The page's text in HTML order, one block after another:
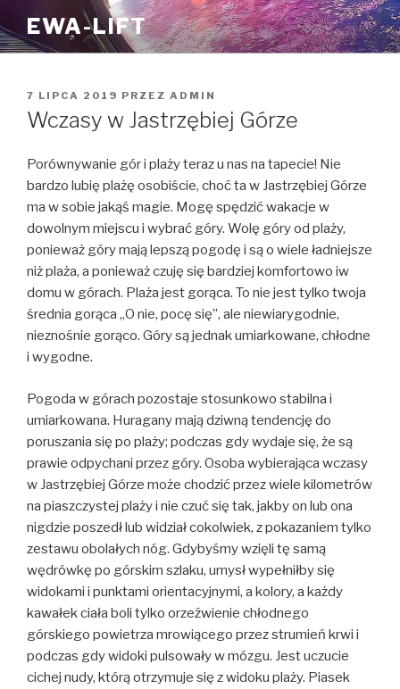
do
treści
EWA-LIFT
OPUBLIKOWANE
W
7 LIPCA 2019 PRZEZ ADMIN
Wczasy w Jastrzębiej Górze
Porównywanie gór i plaży teraz u nas na tapecie! Nie
bardzo lubię plażę osobiście, choć ta w Jastrzębiej Górze
ma w sobie jakąś magie. Mogę spędzić wakacje w
dowolnym miejscu i wybrać góry. Wolę góry od plaży,
ponieważ góry mają lepszą pogodę i są o wiele ładniejsze
niż plaża, a ponieważ czuję się bardziej komfortowo iw
domu w górach. Plaża jest gorąca. To nie jest tylko twoja
średnia gorąca „O nie, pocę się”, ale niewiarygodnie,
nieznośnie gorąco. Góry są jednak umiarkowane, chłodne
i wygodne.
Pogoda w górach pozostaje stosunkowo stabilna i
umiarkowana. Huragany mają dziwną tendencję do
poruszania się po plaży; podczas gdy wydaje się, że są
prawie odpychani przez góry. Osoba wybierająca wczasy
w Jastrzębiej Górze może chodzić przez wiele kilometrów
na piaszczystej plaży i nie czuć się tak, jakby on lub ona
nigdzie poszedł lub widział cokolwiek, z pokazaniem tylko
zestawu obolałych nóg. Gdybyśmy wzięli tę samą
wędrówkę po górskim szlaku, umysł wypełniłby się
widokami i punktami orientacyjnymi, a kolory, a każdy
kawałek ciała boli tylko orzeźwienie chłodnego
górskiego powietrza mrowiącego przez strumień krwi i
podczas gdy widoki pulsowały w mózgu. Jest uczucie
cichej nudy, którą otrzymuje się z widoku plaży. Piasek